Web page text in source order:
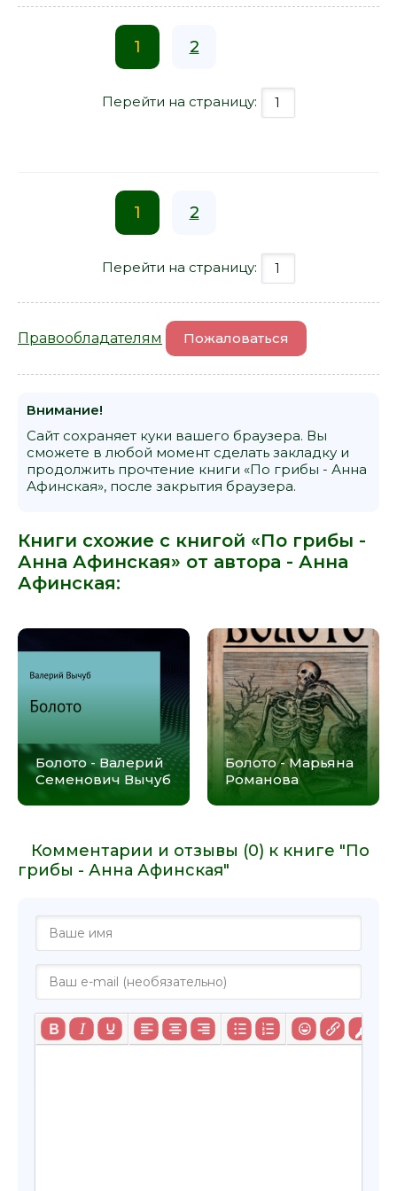
1 2
Перейти на страницу:
1 2
Перейти на страницу:
Правообладателям Пожаловаться
Внимание!
Сайт сохраняет куки вашего браузера. Вы
сможете в любой момент сделать закладку и
продолжить прочтение книги «По грибы - Анна
Афинская», после закрытия браузера.
Книги схожие с книгой «По грибы -
Анна Афинская» от автора - Анна
Афинская:
Болото - Валерий
Семенович Вычуб
Болото - Марьяна
Романова
Комментарии и отзывы (0) к книге "По
грибы - Анна Афинская"